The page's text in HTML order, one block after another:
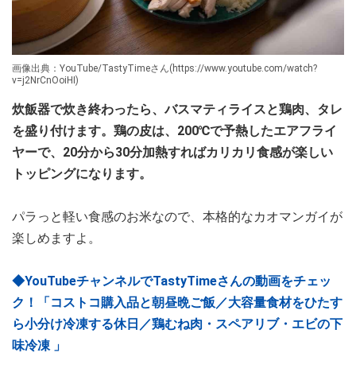
画像出典：YouTube/TastyTimeさん(https://www.youtube.com/watch?
v=j2NrCnOoiHI)
炊飯器で炊き終わったら、バスマティライスと鶏肉、タレ
を盛り付けます。鶏の皮は、200℃で予熱したエアフライ
ヤーで、20分から30分加熱すればカリカリ食感が楽しい
トッピングになります。
パラっと軽い食感のお米なので、本格的なカオマンガイが
楽しめますよ。
◆YouTubeチャンネルでTastyTimeさんの動画をチェッ
ク！「コストコ購入品と朝昼晩ご飯／大容量食材をひたす
ら小分け冷凍する休日／鶏むね肉・スペアリブ・エビの下
味冷凍 」